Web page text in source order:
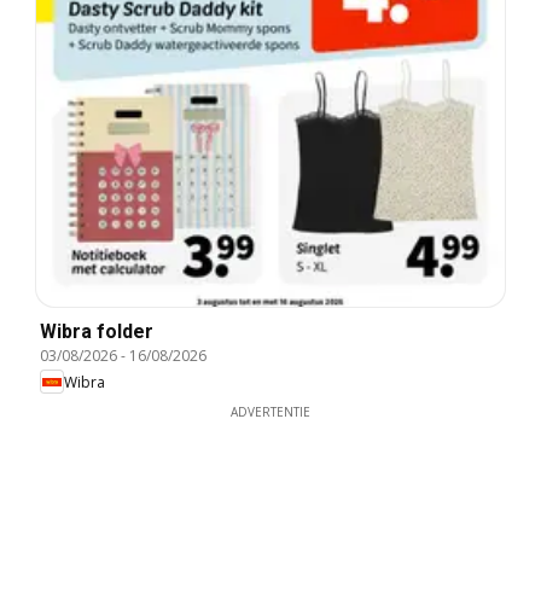
Wibra folder
03/08/2026- 16/08/2026
Wibra
ADVERTENTIE